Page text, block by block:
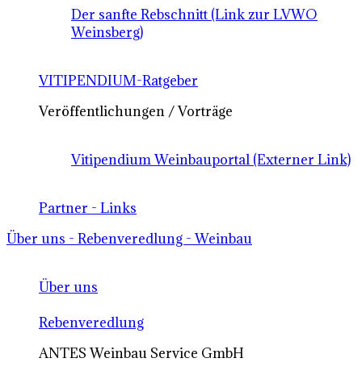
Der sanfte Rebschnitt (Link zur LVWO
Weinsberg)
VITIPENDIUM-Ratgeber
Veröffentlichungen / Vorträge
Vitipendium Weinbauportal (Externer Link)
Partner - Links
Über uns - Rebenveredlung - Weinbau
Über uns
Rebenveredlung
ANTES Weinbau Service GmbH